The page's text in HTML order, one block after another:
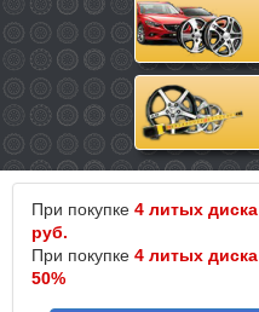
При покупке 4 литых
руб.
При покупке 4 литых диска
50%